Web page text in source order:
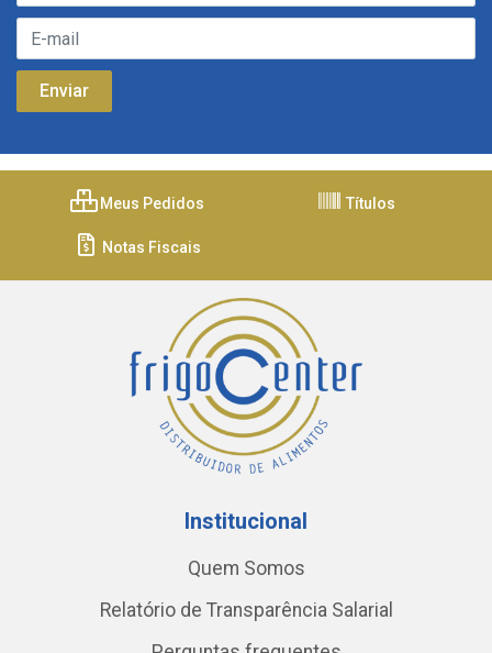
Meus Pedidos Títulos
Notas Fiscais
Institucional
Quem Somos
Relatório de Transparência Salarial